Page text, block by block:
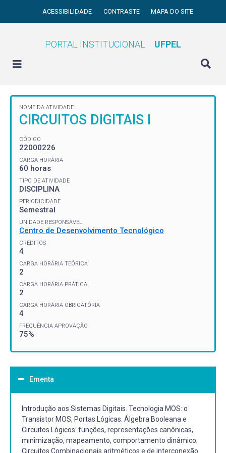
ACESSIBILIDADE CONTRASTE MAPA DO SITE
PORTAL INSTITUCIONAL UFPEL
NOME DA ATIVIDADE
CIRCUITOS DIGITAIS I
CÓDIGO
22000226
CARGA HORÁRIA
60 horas
TIPO DE ATIVIDADE
DISCIPLINA
PERIODICIDADE
Semestral
UNIDADE RESPONSÁVEL
Centro de Desenvolvimento Tecnológico
CRÉDITOS
4
CARGA HORÁRIA TEÓRICA
2
CARGA HORÁRIA PRÁTICA
2
CARGA HORÁRIA OBRIGATÓRIA
4
FREQUÊNCIA APROVAÇÃO
75%
Ementa
Introdução aos Sistemas Digitais. Tecnologia MOS: o
Transistor MOS, Portas Lógicas. Álgebra Booleana e
Circuitos Lógicos: funções, representações canônicas,
minimização, mapeamento, comportamento dinâmico;
Circuitos Combinacionais aritméticos e de interconexão.